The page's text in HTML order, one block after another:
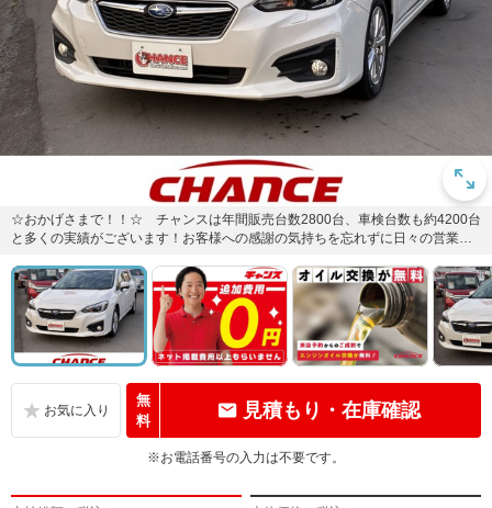
☆おかげさまで！！☆ チャンスは年間販売台数2800台、車検台数も約4200台
と多くの実績がございます！お客様への感謝の気持ちを忘れずに日々の営業活
無
料
見積もり・在庫確認
※お電話番号の入力は不要です。